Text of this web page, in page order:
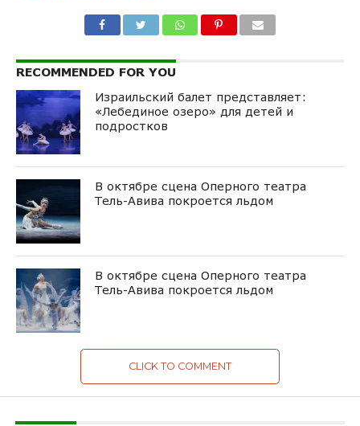
RECOMMENDED FOR YOU
Израильский балет представляет:
«Лебединое озеро» для детей и
подростков
В октябре сцена Оперного театра
Тель-Авива покроется льдом
В октябре сцена Оперного театра
Тель-Авива покроется льдом
CLICK TO COMMENT